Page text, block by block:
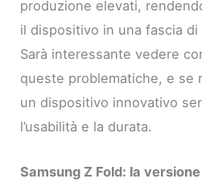
produzione elevati,
il dispositivo in una fascia
Sarà interessante vedere
queste problematiche, e se
un dispositivo innovativo
l’usabilità e la durata.
Samsung Z Fold: la